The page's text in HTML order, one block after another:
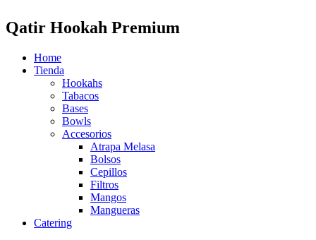
Qatir Hookah Premium
Home
Tienda
Hookahs
Tabacos
Bases
Bowls
Accesorios
Atrapa Melasa
Bolsos
Cepillos
Filtros
Mangos
Mangueras
Catering